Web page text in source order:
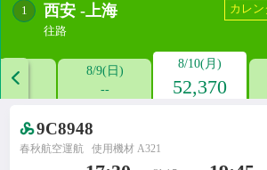
1 西安 - 上海
往路
カレ

土)
8/9(日)
--
8/10(月)
52,370
9C8948
春秋航空運航 使用機材 A321